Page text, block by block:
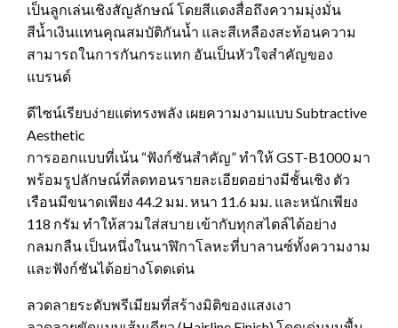
เป็นลูกเล่นเชิงสัญลักษณ์ โดยสีแดงสื่อถึงความมุ่งมั่น
สีน้ำเงินแทนคุณสมบัติกันน้ำ และสีเหลืองสะท้อนความ
สามารถในการกันกระแทก อันเป็นหัวใจสำคัญของ
แบรนด์
ดีไซน์เรียบง่ายแต่ทรงพลัง เผยความงามแบบ Subtractive
Aesthetic
การออกแบบที่เน้น “ฟังก์ชันสำคัญ” ทำให้ GST-B1000 มา
พร้อมรูปลักษณ์ที่ลดทอนรายละเอียดอย่างมีชั้นเชิง ตัว
เรือนมีขนาดเพียง 44.2 มม. หนา 11.6 มม. และหนักเพียง
118 กรัม ทำให้สวมใส่สบาย เข้ากับทุกสไตล์ได้อย่าง
กลมกลืน เป็นหนึ่งในนาฬิกาโลหะที่บาลานซ์ทั้งความงาม
และฟังก์ชันได้อย่างโดดเด่น
ลวดลายระดับพรีเมียมที่สร้างมิติของแสงเงา